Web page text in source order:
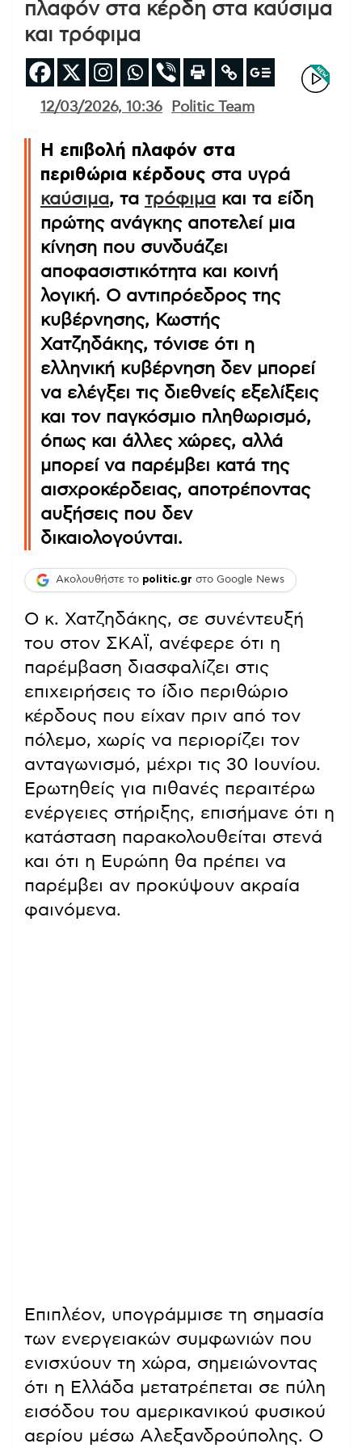
πλαφόν στα κέρδη στα καύσιμα
και τρόφιμα
12/03/2026, 10:36 Politic Team
Η επιβολή πλαφόν στα
περιθώρια κέρδους στα υγρά
καύσιμα, τα τρόφιμα και τα είδη
πρώτης ανάγκης αποτελεί μια
κίνηση που συνδυάζει
αποφασιστικότητα και κοινή
λογική. Ο αντιπρόεδρος της
κυβέρνησης, Κωστής
Χατζηδάκης, τόνισε ότι η
ελληνική κυβέρνηση δεν μπορεί
να ελέγξει τις διεθνείς εξελίξεις
και τον παγκόσμιο πληθωρισμό,
όπως και άλλες χώρες, αλλά
μπορεί να παρέμβει κατά της
αισχροκέρδειας, αποτρέποντας
αυξήσεις που δεν
δικαιολογούνται.
Ακολουθήστε το politic.gr στο Google News
Ο κ. Χατζηδάκης, σε συνέντευξή
του στον ΣΚΑΪ, ανέφερε ότι η
παρέμβαση διασφαλίζει στις
επιχειρήσεις το ίδιο περιθώριο
κέρδους που είχαν πριν από τον
πόλεμο, χωρίς να περιορίζει τον
ανταγωνισμό, μέχρι τις 30 Ιουνίου.
Ερωτηθείς για πιθανές περαιτέρω
ενέργειες στήριξης, επισήμανε ότι η
κατάσταση παρακολουθείται στενά
και ότι η Ευρώπη θα πρέπει να
παρέμβει αν προκύψουν ακραία
φαινόμενα.
Επιπλέον, υπογράμμισε τη σημασία
των ενεργειακών συμφωνιών που
ενισχύουν τη χώρα, σημειώνοντας
ότι η Ελλάδα μετατρέπεται σε πύλη
εισόδου του αμερικανικού φυσικού
αερίου μέσω Αλεξανδρούπολης. Ο